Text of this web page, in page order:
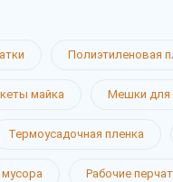
Полиэтиленовая
майка Мешки для
Термоусадочная пленка
Рабочие